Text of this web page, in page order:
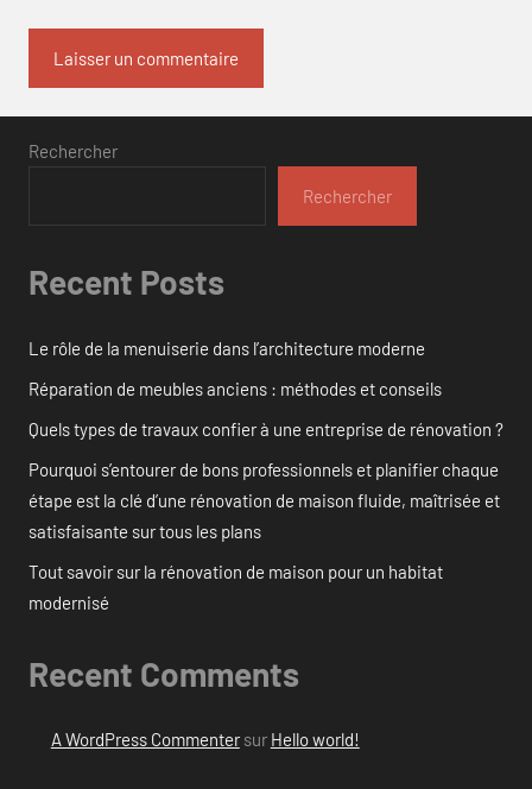
Rechercher
Rechercher
Recent Posts
Le rôle de la menuiserie dans l’architecture moderne
Réparation de meubles anciens : méthodes et conseils
Quels types de travaux confier à une entreprise de rénovation ?
Pourquoi s’entourer de bons professionnels et planifier chaque
étape est la clé d’une rénovation de maison fluide, maîtrisée et
satisfaisante sur tous les plans
Tout savoir sur la rénovation de maison pour un habitat
modernisé
Recent Comments
A WordPress Commentersur Hello world!